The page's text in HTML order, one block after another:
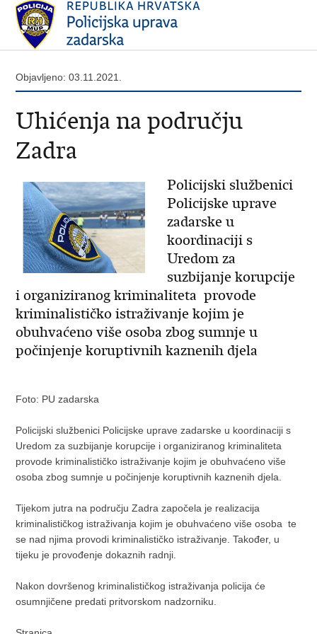
Objavljeno: 03.11.2021.
Uhićenja na području
Zadra
Policijski službenici
Policijske uprave
zadarske u
koordinaciji s
Uredom za
suzbijanje korupcije
i organiziranog kriminaliteta provode
kriminalističko istraživanje kojim je
obuhvaćeno više osoba zbog sumnje u
počinjenje koruptivnih kaznenih djela
Foto: PU zadarska
Policijski službenici Policijske uprave zadarske u koordinaciji s
Uredom za suzbijanje korupcije i organiziranog kriminaliteta
provode kriminalističko istraživanje kojim je obuhvaćeno više
osoba zbog sumnje u počinjenje koruptivnih kaznenih djela.
Tijekom jutra na području Zadra započela je realizacija
kriminalističkog istraživanja kojim je obuhvaćeno više osoba te
se nad njima provodi kriminalističko istraživanje. Također, u
tijeku je provođenje dokaznih radnji.
Nakon dovršenog kriminalističkog istraživanja policija će
osumnjičene predati pritvorskom nadzorniku.